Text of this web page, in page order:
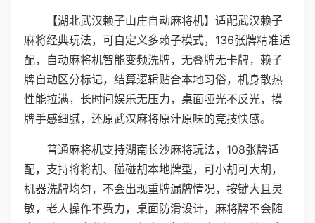
【湖北武汉赖子山庄自动麻将机】适配武汉赖子
麻将经典玩法，可自定义多赖子模式，136张牌精准适
配，自动麻将机智能变频洗牌，无叠牌无卡牌，赖子
牌自动区分标记，结算逻辑贴合本地习俗，机身散热
性能拉满，长时间娱乐无压力，桌面哑光不反光，摸
牌手感细腻，还原武汉麻将原汁原味的竞技快感。
普通麻将机支持湖南长沙麻将玩法，108张牌适
配，支持将将胡、碰碰胡本地牌型，可小胡可大胡，
机器洗牌均匀，不会出现重牌漏牌情况，按键大且灵
敏，老人操作不费力，桌面防滑设计，麻将牌不会随